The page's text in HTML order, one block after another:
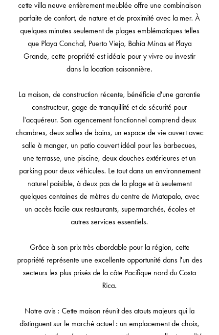
cette villa neuve entièrement meublée offre une combinaison
parfaite de confort, de nature et de proximité avec la mer. À
quelques minutes seulement de plages emblématiques telles
que Playa Conchal, Puerto Viejo, Bahía Minas et Playa
Grande, cette propriété est idéale pour y vivre ou investir
dans la location saisonnière.
La maison, de construction récente, bénéficie d'une garantie
constructeur, gage de tranquillité et de sécurité pour
l'acquéreur. Son agencement fonctionnel comprend deux
chambres, deux salles de bains, un espace de vie ouvert avec
salle à manger, un patio couvert idéal pour les barbecues,
une terrasse, une piscine, deux douches extérieures et un
parking pour deux véhicules. Le tout dans un environnement
naturel paisible, à deux pas de la plage et à seulement
quelques centaines de mètres du centre de Matapalo, avec
un accès facile aux restaurants, supermarchés, écoles et
autres services essentiels.
Grâce à son prix très abordable pour la région, cette
propriété représente une excellente opportunité dans l'un des
secteurs les plus prisés de la côte Pacifique nord du Costa
Rica.
Notre avis : Cette maison réunit des atouts majeurs qui la
distinguent sur le marché actuel : un emplacement de choix,